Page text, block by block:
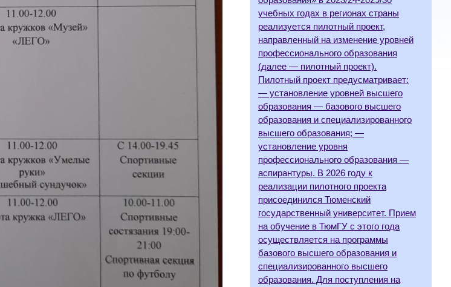
учебных годах в регионах страны
реализуется пилотный проект,
направленный на изменение уровней
профессионального образования
(далее — пилотный проект).
Пилотный проект предусматривает:
— установление уровней высшего
образования — базового высшего
образования и специализированного
высшего образования; —
установление уровня
профессионального образования —
аспирантуры. В 2026 году к
реализации пилотного проекта
присоединился Тюменский
государственный университет. Прием
на обучение в ТюмГУ с этого года
осуществляется на программы
базового высшего образования и
специализированного высшего
образования. Для поступления на